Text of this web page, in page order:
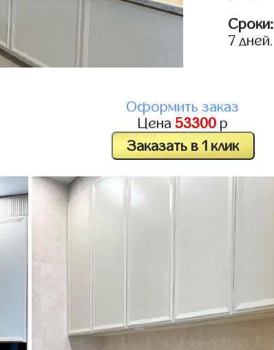
Сроки:
7 дней.
Оформить заказ
Цена 53300 р
Заказать в 1 клик